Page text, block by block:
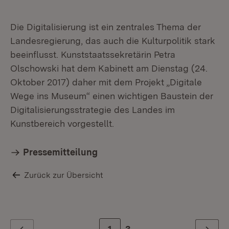
Die Digitalisierung ist ein zentrales Thema der
Landesregierung, das auch die Kulturpolitik stark
beeinflusst. Kunststaatssekretärin Petra
Olschowski hat dem Kabinett am Dienstag (24.
Oktober 2017) daher mit dem Projekt „Digitale
Wege ins Museum“ einen wichtigen Baustein der
Digitalisierungsstrategie des Landes im
Kunstbereich vorgestellt.
Pressemitteilung
Zurück zur Übersicht